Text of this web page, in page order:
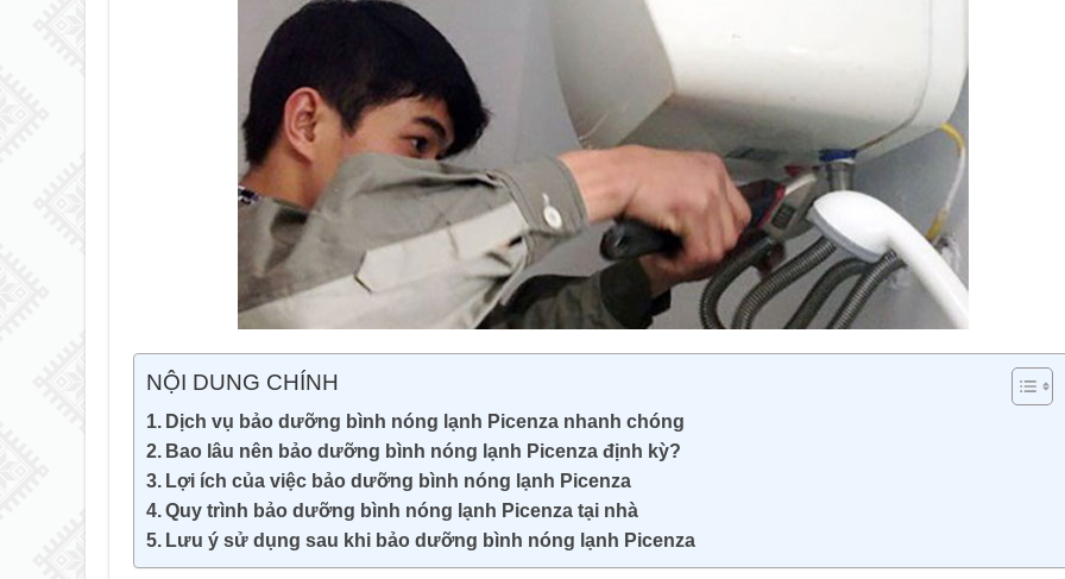
NỘI DUNG CHÍNH
Dịch vụ bảo dưỡng bình nóng lạnh Picenza nhanh chóng
Bao lâu nên bảo dưỡng bình nóng lạnh Picenza định kỳ?
Lợi ích của việc bảo dưỡng bình nóng lạnh Picenza
Quy trình bảo dưỡng bình nóng lạnh Picenza tại nhà
Lưu ý sử dụng sau khi bảo dưỡng bình nóng lạnh Picenza